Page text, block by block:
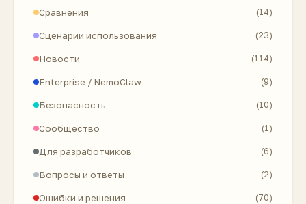
Сравнения (14)
Сценарии использования (23)
Новости (114)
Enterprise / NemoClaw (9)
Безопасность (10)
Сообщество (1)
Для разработчиков (6)
Вопросы и ответы (2)
Ошибки и решения (70)